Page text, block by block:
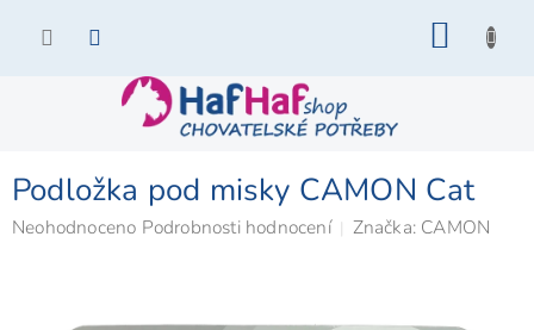
Podložka pod misky CAMON Cat
Průměrné
Neohodnoceno Podrobnosti hodnocení Značka: CAMON